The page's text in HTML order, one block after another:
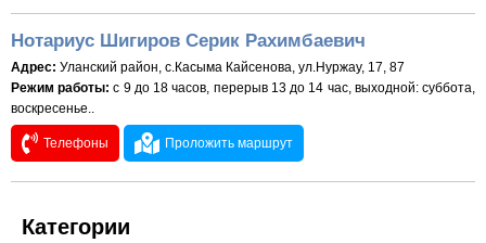
Нотариус Шигиров Серик Рахимбаевич
Адрес: Уланский район, с.Касыма Кайсенова, ул.Нуржау, 17, 87
Режим работы: с 9 до 18 часов, перерыв 13 до 14 час, выходной: суббота,
воскресенье..
Телефоны Проложить маршрут
Категории